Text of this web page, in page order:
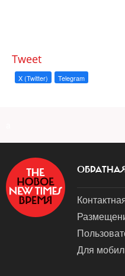
Tweet
X (Twitter) Telegram
Для